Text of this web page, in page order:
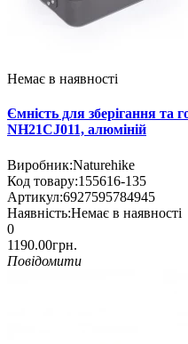
Немає в наявності
Ємність для зберігання та
NH21CJ011, алюміній
Виробник:Naturehike
Код товару:155616-135
Артикул:6927595784945
Наявність:Немає в наявності
0
1190.00грн.
Повідомити